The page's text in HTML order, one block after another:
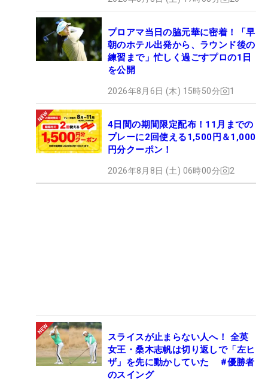
プロアマ当日の脇元華に密着！「早
朝のホテル出発から、ラウンド後の
練習まで」忙しく過ごすプロの1日
を公開
2026年8月6日 (木) 15時50分 1
4日間の期間限定配布！11月までの
プレーに2回使える1,500円＆1,000
円分クーポン！
2026年8月8日 (土) 06時00分 2
スライスが止まらない人へ！ 全英
女王・桑木志帆は切り返しで「左ヒ
ザ」を先に動かしていた #優勝者
のスイング